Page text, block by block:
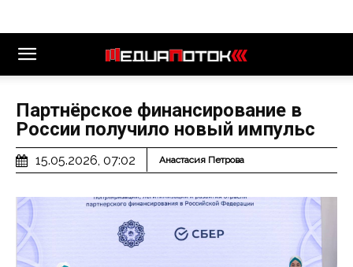
Партнёрское финансирование в
России получило новый импульс
15.05.2026, 07:02 Анастасия Петрова